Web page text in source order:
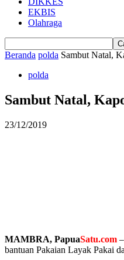
EKBIS
Olahraga
Beranda polda Sambut Natal,
polda
Sambut Natal,
23/12/2019
MAMBRA, PapuaSatu.com
bantuan Pakaian Layak Pakai